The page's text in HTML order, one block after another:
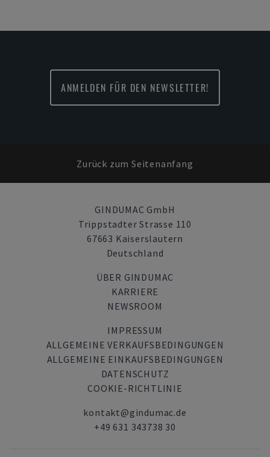
ANMELDEN FÜR DEN NEWSLETTER!
Zurück zum Seitenanfang
GINDUMAC GmbH
Trippstadter Strasse 110
67663 Kaiserslautern
Deutschland
ÜBER GINDUMAC
KARRIERE
NEWSROOM
IMPRESSUM
ALLGEMEINE VERKAUFSBEDINGUNGEN
ALLGEMEINE EINKAUFSBEDINGUNGEN
DATENSCHUTZ
COOKIE-RICHTLINIE
kontakt@gindumac.de
+49 631 343738 30